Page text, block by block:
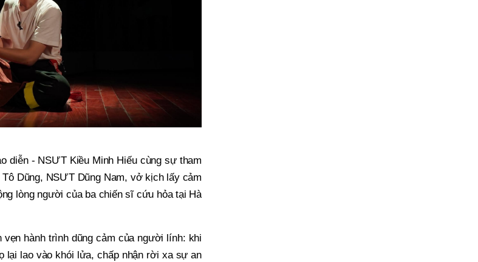
diễn - NSƯT Kiều Minh Hiếu cùng sự tham
Dũng, NSƯT Dũng Nam, vở kịch lấy cảm
lòng người của ba chiến sĩ cứu hỏa tại Hà
hành trình dũng cảm của người lính: khi
lại lao vào khói lửa, chấp nhận rời xa sự an